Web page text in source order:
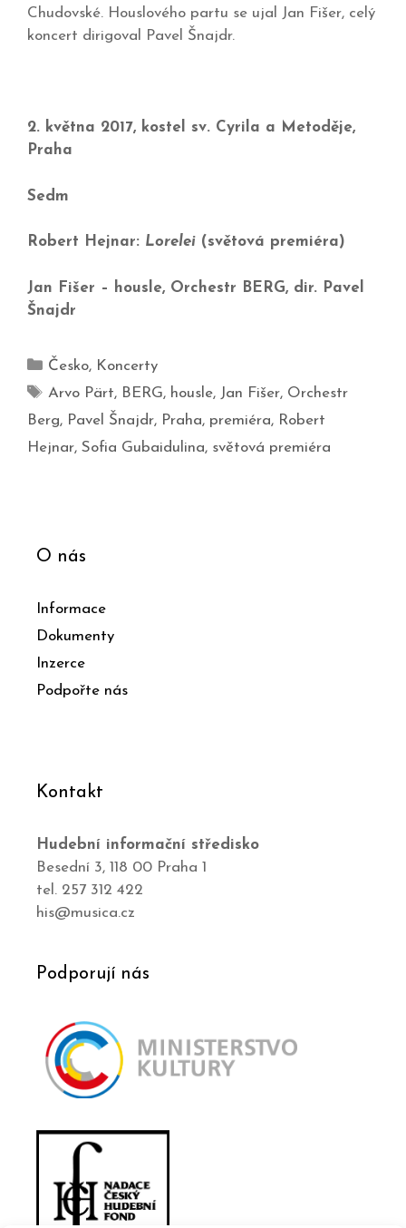
Chudovské. Houslového partu se ujal Jan Fišer, celý
koncert dirigoval Pavel Šnajdr.
2. května 2017, kostel sv. Cyrila a Metoděje,
Praha
Sedm
Robert Hejnar: Lorelei (světová premiéra)
Jan Fišer – housle, Orchestr BERG, dir. Pavel
Šnajdr
Česko, Koncerty
Arvo Pärt, BERG, housle, Jan Fišer, Orchestr
Berg, Pavel Šnajdr, Praha, premiéra, Robert
Hejnar, Sofia Gubaidulina, světová premiéra
O nás
Informace
Dokumenty
Inzerce
Podpořte nás
Kontakt
Hudební informační středisko
Besední 3, 118 00 Praha 1
tel. 257 312 422
his@musica.cz
Podporují nás